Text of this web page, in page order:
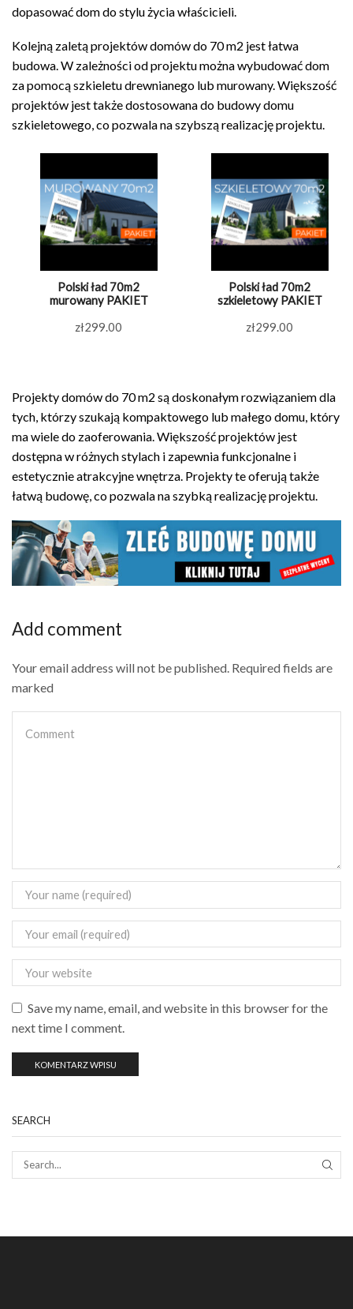
dopasować dom do stylu życia właścicieli.
Kolejną zaletą projektów domów do 70 m2 jest łatwa
budowa. W zależności od projektu można wybudować dom
za pomocą szkieletu drewnianego lub murowany. Większość
projektów jest także dostosowana do budowy domu
szkieletowego, co pozwala na szybszą realizację projektu.
Polski ład 70m2
murowany PAKIET
zł299.00
Polski ład 70m2
szkieletowy PAKIET
zł299.00
Projekty domów do 70 m2 są doskonałym rozwiązaniem dla
tych, którzy szukają kompaktowego lub małego domu, który
ma wiele do zaoferowania. Większość projektów jest
dostępna w różnych stylach i zapewnia funkcjonalne i
estetycznie atrakcyjne wnętrza. Projekty te oferują także
łatwą budowę, co pozwala na szybką realizację projektu.
Add comment
Your email address will not be published. Required fields are
marked
Save my name, email, and website in this browser for the
next time I comment.
SEARCH